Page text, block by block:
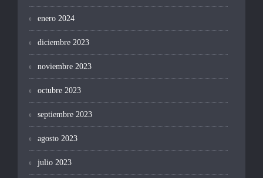
enero 2024
diciembre 2023
noviembre 2023
octubre 2023
septiembre 2023
agosto 2023
julio 2023